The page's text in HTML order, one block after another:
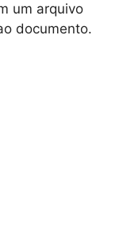
um arquivo
documento.